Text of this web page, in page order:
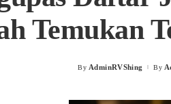
Temukan
Posted
By AdminRVShingPosted
By